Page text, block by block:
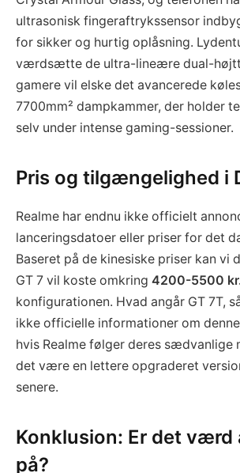
ultrasonisk fingeraftrykssensor
for sikker og hurtig oplåsning.
værdsætte de ultra-lineære dual-
gamere vil elske det avancerede
7700mm² dampkammer, der holder
selv under intense gaming-sessioner.
Pris og tilgængelighed i
Realme har endnu ikke officielt
lanceringsdatoer eller priser for det
Baseret på de kinesiske priser kan vi
GT 7 vil koste omkring 4200-5500
konfigurationen. Hvad angår GT 7T,
ikke officielle informationer om
hvis Realme følger deres sædvanlige
det være en lettere opgraderet
senere.
Konklusion: Er det værd
på?